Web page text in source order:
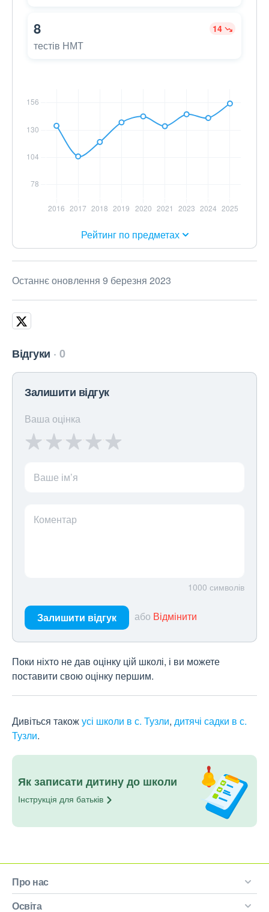
8 14
тестів НМТ
Рейтинг по предметах
Останнє оновлення 9 березня 2023
Відгуки 0
Залишити відгук
Ваша оцінка
Ваше ім’я
Коментар
1000 символів
Залишити відгук або Відмінити
Поки ніхто не дав оцінку цій школі, і ви можете
поставити свою оцінку першим.
Дивіться такожусі школи в с. Тузли, дитячі садки в с.
Тузли.
Як записати дитину до школи
Інструкція для батьків
Про нас
Освіта